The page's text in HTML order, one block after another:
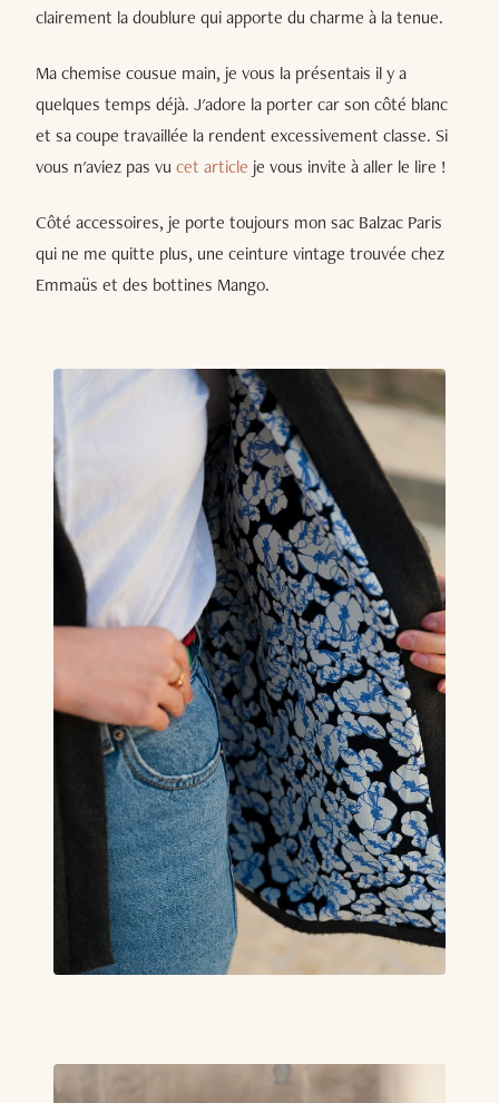
clairement la doublure qui apporte du charme à la tenue.
Ma chemise cousue main, je vous la présentais il y a
quelques temps déjà. J'adore la porter car son côté blanc
et sa coupe travaillée la rendent excessivement classe. Si
vous n'aviez pas vu cet article je vous invite à aller le lire !
Côté accessoires, je porte toujours mon sac Balzac Paris
qui ne me quitte plus, une ceinture vintage trouvée chez
Emmaüs et des bottines Mango.